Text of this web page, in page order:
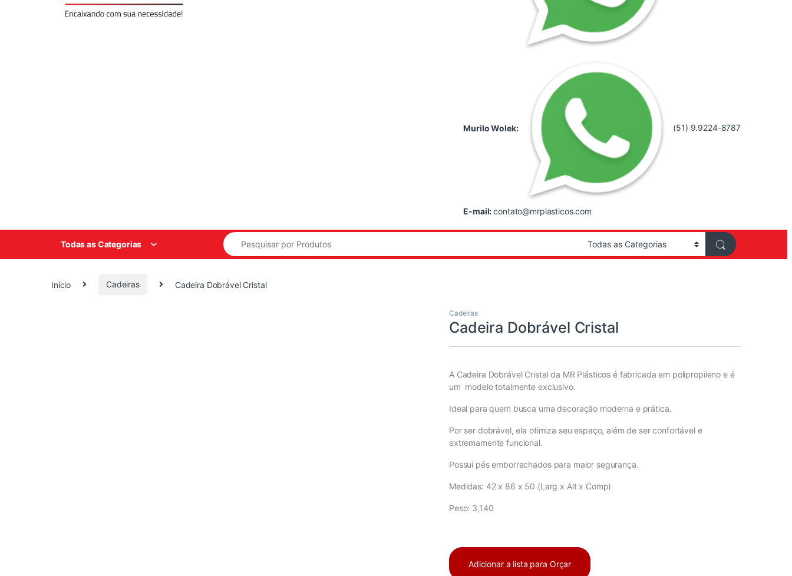
Murilo Wolek: (51) 9.9224-8787
E-mail:contato@mrplasticos.com
Todas as Categorias
Search for:
Início Cadeiras Cadeira Dobrável Cristal
Cadeiras
Cadeira Dobrável Cristal
A Cadeira Dobrável Cristalda MR Plásticos é fabricada em polipropileno e é
um modelo totalmente exclusivo.
Ideal para quem busca uma decoração moderna e prática.
Por ser dobrável, ela otimiza seu espaço, além de ser confortável e
extremamente funcional.
Possui pés emborrachados para maior segurança.
Medidas: 42 x 86 x 50 (Larg x Alt x Comp)
Peso: 3,140
Adicionar a lista para Orçar